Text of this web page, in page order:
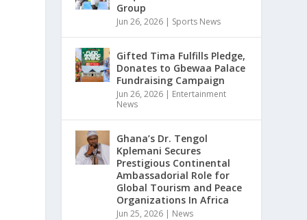
Group
Jun 26, 2026 | Sports News
Gifted Tima Fulfills Pledge,
Donates to Gbewaa Palace
Fundraising Campaign
Jun 26, 2026 | Entertainment
News
Ghana’s Dr. Tengol
Kplemani Secures
Prestigious Continental
Ambassadorial Role for
Global Tourism and Peace
Organizations In Africa
Jun 25, 2026 | News